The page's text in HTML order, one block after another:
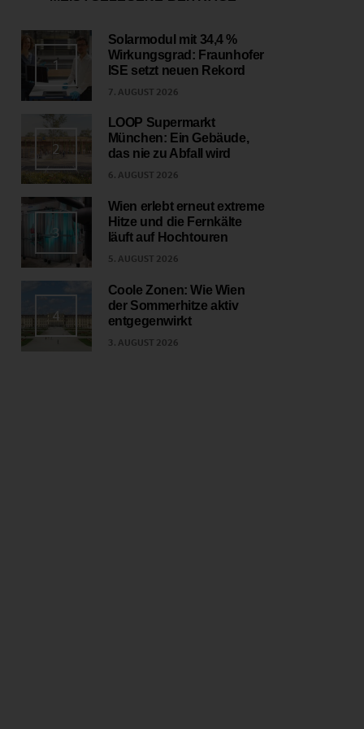
1
Solarmodul mit 34,4 %
Wirkungsgrad: Fraunhofer
ISE setzt neuen Rekord
7. AUGUST 2026
2
LOOP Supermarkt
München: Ein Gebäude,
das nie zu Abfall wird
6. AUGUST 2026
3
Wien erlebt erneut extreme
Hitze und die Fernkälte
läuft auf Hochtouren
5. AUGUST 2026
4
Coole Zonen: Wie Wien
der Sommerhitze aktiv
entgegenwirkt
3. AUGUST 2026